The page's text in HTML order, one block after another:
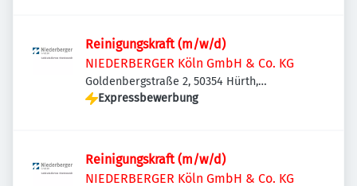
Reinigungskraft (m/w/d)
NIEDERBERGER Köln GmbH & Co. KG
Goldenbergstraße 2, 50354 Hürth,
Deutschland
Expressbewerbung
Reinigungskraft (m/w/d)
NIEDERBERGER Köln GmbH & Co. KG